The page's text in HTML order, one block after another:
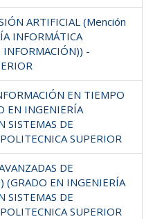
ARTIFICIAL (Mención
INFORMÁTICA
INFORMACIÓN)) -
EN TIEMPO
EN INGENIERÍA
SISTEMAS DE
SUPERIOR
DE
(GRADO EN INGENIERÍA
SISTEMAS DE
SUPERIOR